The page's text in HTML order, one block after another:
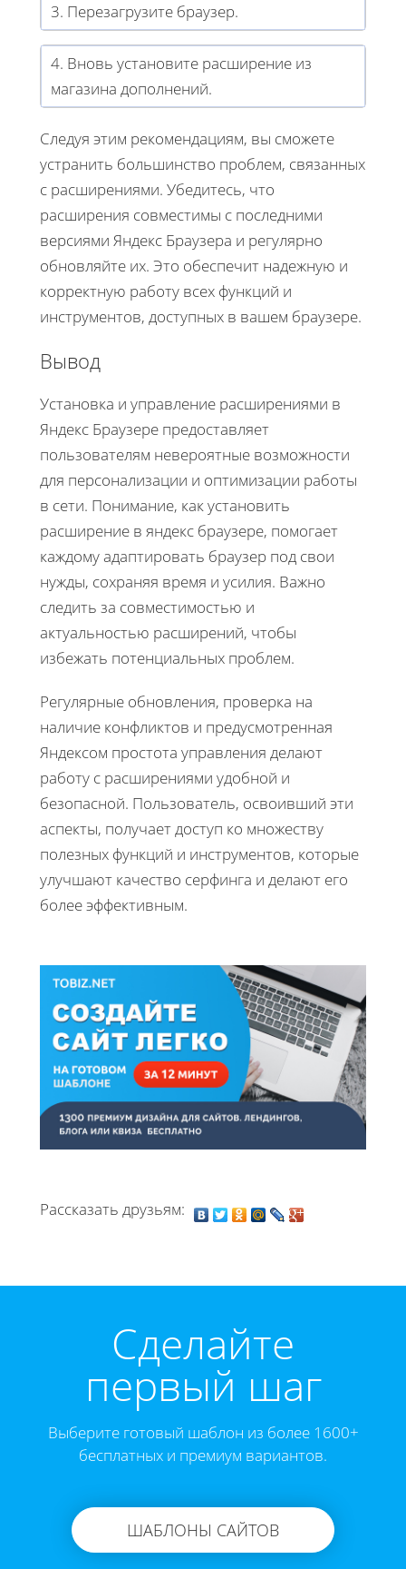
3. Перезагрузите браузер.
4. Вновь установите расширение из
магазина дополнений.
Следуя этим рекомендациям, вы сможете
устранить большинство проблем, связанных
с расширениями. Убедитесь, что
расширения совместимы с последними
версиями Яндекс Браузера и регулярно
обновляйте их. Это обеспечит надежную и
корректную работу всех функций и
инструментов, доступных в вашем браузере.
Вывод
Установка и управление расширениями в
Яндекс Браузере предоставляет
пользователям невероятные возможности
для персонализации и оптимизации работы
в сети. Понимание, как установить
расширение в яндекс браузере, помогает
каждому адаптировать браузер под свои
нужды, сохраняя время и усилия. Важно
следить за совместимостью и
актуальностью расширений, чтобы
избежать потенциальных проблем.
Регулярные обновления, проверка на
наличие конфликтов и предусмотренная
Яндексом простота управления делают
работу с расширениями удобной и
безопасной. Пользователь, освоивший эти
аспекты, получает доступ ко множеству
полезных функций и инструментов, которые
улучшают качество серфинга и делают его
более эффективным.
Рассказать друзьям:
Cделайте
первый шаг
Выберите готовый шаблон из более 1600+
бесплатных и премиум вариантов.
ШАБЛОНЫ САЙТОВ